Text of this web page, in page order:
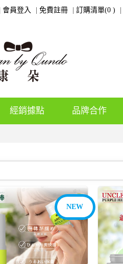
會員登入 免費註冊 訂購清單(0 )
經銷據點 品牌合作
NEW